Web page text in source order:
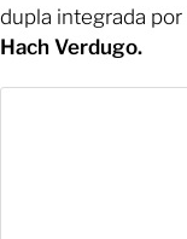
dupla integrada por
Hach Verdugo.